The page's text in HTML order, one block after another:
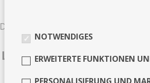
Darmstadt
Leistungen
Musik
NOTWENDIGES
ERWEITERTE FUNKTIONEN